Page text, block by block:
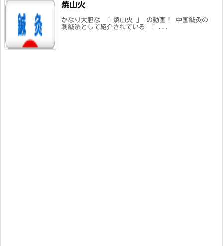
焼山火
かなり大胆な 「 焼山火 」 の動画！ 中国鍼灸の
刺鍼法として紹介されている 「 ...